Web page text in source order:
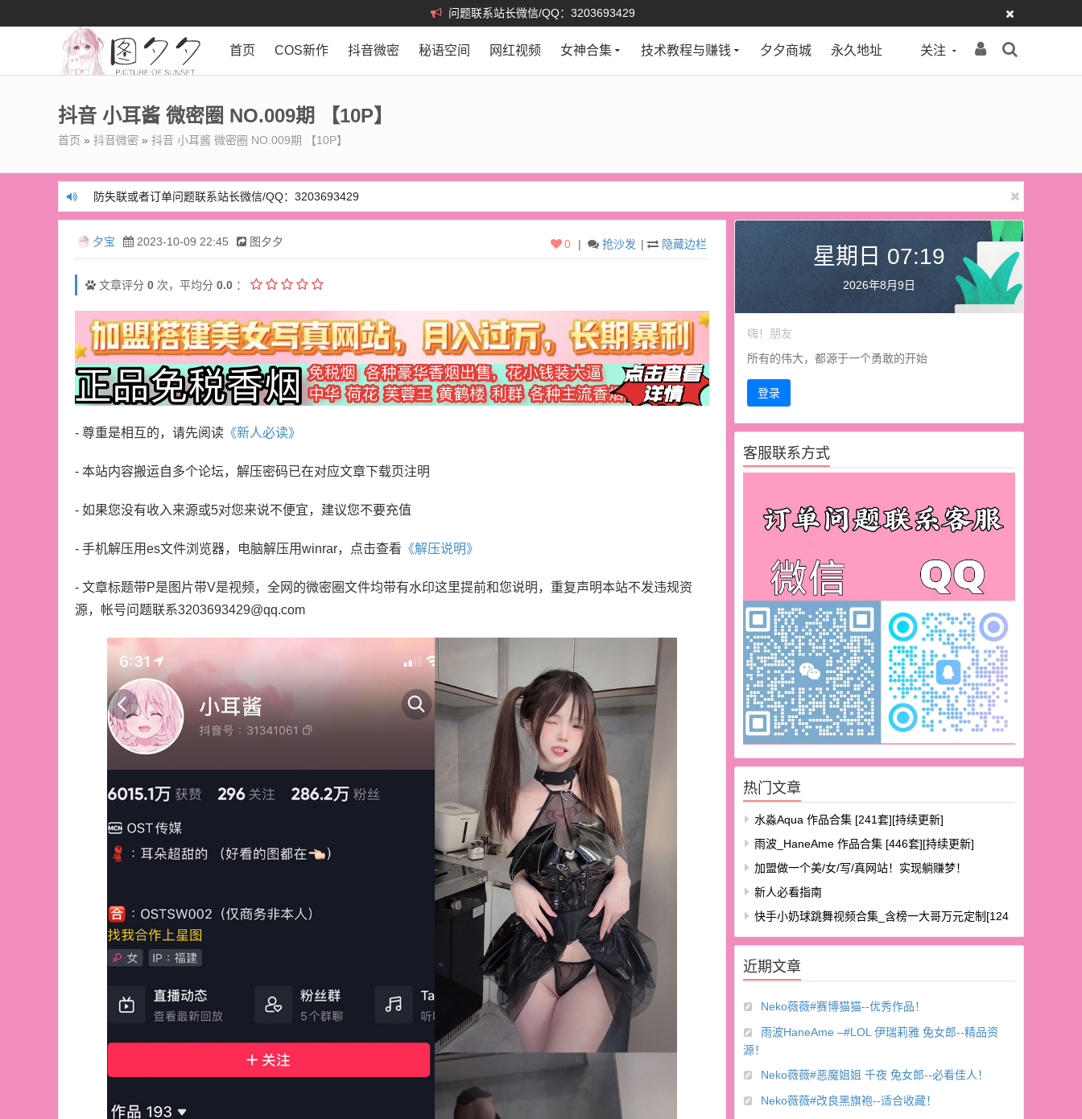
问题联系站长微信/QQ：3203693429
关注
首页 COS新作 抖音微密 秘语空间 网红视频 女神合集 技术教程与赚钱 夕夕商城 永久地址
抖音 小耳酱 微密圈 NO.009期 【10P】
首页 » 抖音微密 » 抖音 小耳酱 微密圈 NO.009期 【10P】
防失联或者订单问题联系站长微信/QQ：3203693429
防失联或者订单问题联系站长微信/QQ：3203693429
夕宝 2023-10-09 22:45 图夕夕 | 隐藏边栏
| 抢沙发
0
文章评分 0 次，平均分 0.0 ：
- 尊重是相互的，请先阅读 《新人必读》
- 本站内容搬运自多个论坛，解压密码已在对应文章下载页注明
- 如果您没有收入来源或5对您来说不便宜，建议您不要充值
- 手机解压用es文件浏览器，电脑解压用winrar，点击查看 《解压说明》
- 文章标题带P是图片带V是视频，全网的微密圈文件均带有水印这里提前和您说明，重复声明本站不发违规资
源，帐号问题联系3203693429@qq.com
星期日 07:19
2026年8月9日
嗨！朋友
所有的伟大，都源于一个勇敢的开始
登录
客服联系方式
热门文章
水淼aqua 作品合集 [241套][持续更新]
雨波_HaneAme 作品合集 [446套][持续更新]
加盟做一个美/女/写/真网站！实现躺赚梦！
新人必看指南
快手小奶球跳舞视频合集_含榜一大哥万元定制[124
V/8.48G]
近期文章
Neko薇薇#赛博猫猫--优秀作品！
雨波HaneAme –#LOL 伊瑞莉雅 兔女郎--精品资
源！
Neko薇薇#恶魔姐姐 千夜 兔女郎--必看佳人！
Neko薇薇#改良黑旗袍--适合收藏！